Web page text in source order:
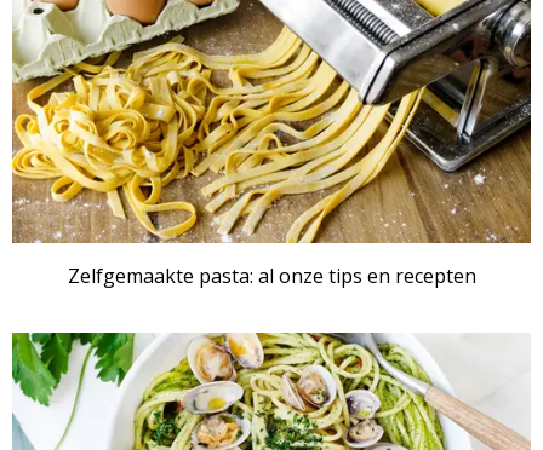
Zelfgemaakte pasta: al onze tips en recepten